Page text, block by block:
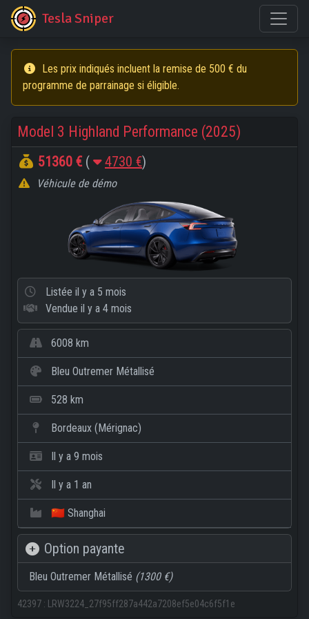
Tesla Sniper
Les prix indiqués incluent la remise de 500 € du
programme de parrainage si éligible.
Model 3 Highland Performance (2025)
51360 € ( 4730 €)
Véhicule de démo
Listée il y a 5 mois
Vendue il y a 4 mois
6008 km
Bleu Outremer Métallisé
528 km
Bordeaux (Mérignac)
Il y a 9 mois
Il y a 1 an
🇨🇳 Shanghai
Option payante
Bleu Outremer Métallisé (1300 €)
42397 : LRW3224_27f95ff287a442a7208ef5e04c6f5f1e